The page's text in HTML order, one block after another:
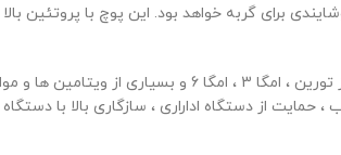
برای گربه خواهد بود. این پوچ با پروتئین
همچنین گربه های عقیم شده نیز ، می توانند از این خوراک
از دستگاه اداراری ، سازگاری بالا با